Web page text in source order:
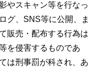
やスキャン等を行なっ
グ、SNS等に公開、ま
販売・配布する行為は
を侵害するものであ
は刑事罰が科され、あ